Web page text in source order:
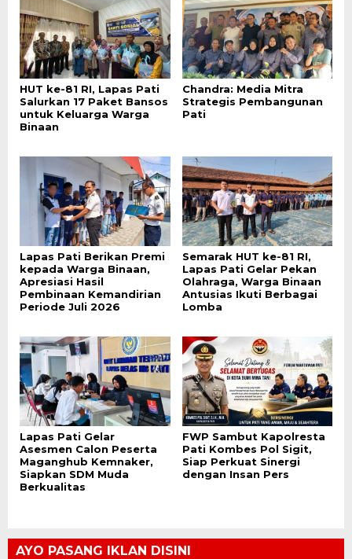
HUT ke-81 RI, Lapas Pati
Salurkan 17 Paket Bansos
untuk Keluarga Warga
Binaan
Chandra: Media Mitra
Strategis Pembangunan
Pati
Lapas Pati Berikan Premi
kepada Warga Binaan,
Apresiasi Hasil
Pembinaan Kemandirian
Periode Juli 2026
Semarak HUT ke-81 RI,
Lapas Pati Gelar Pekan
Olahraga, Warga Binaan
Antusias Ikuti Berbagai
Lomba
Lapas Pati Gelar
Asesmen Calon Peserta
Maganghub Kemnaker,
Siapkan SDM Muda
Berkualitas
FWP Sambut Kapolresta
Pati Kombes Pol Sigit,
Siap Perkuat Sinergi
dengan Insan Pers
AYO PASANG IKLAN DISINI